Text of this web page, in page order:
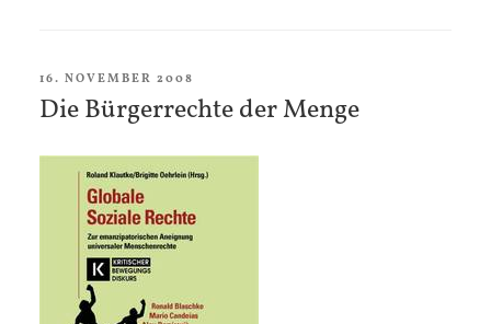
VERÖFFENTLICHT
AM
16. NOVEMBER 2008
Die Bürgerrechte der Menge